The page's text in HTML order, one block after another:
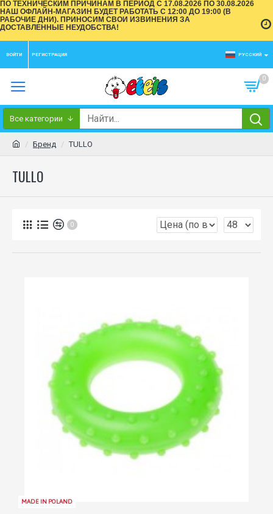
ПО ТЕХНИЧЕСКИМ ПРИЧИНАМ В ПЕРИОД С 17.08.2026 ПО 30.08.2026
НАШ ОФЛАЙН-МАГАЗИН БУДЕТ РАБОТАТЬ С 12:00 ДО 19:00 (В
РАБОЧИЕ ДНИ). ПРИНОСИМ СВОИ ИЗВИНЕНИЯ ЗА
ДОСТАВЛЕННЫЕ НЕУДОБСТВА!
ВОЙТИ РЕГИСТРАЦИЯ РУССКИЙ
0
Все категории
Бренд TULLO
TULLO
0
MADE IN POLAND